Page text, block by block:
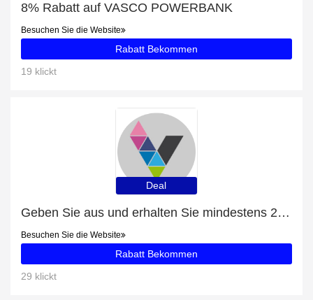
8% Rabatt auf VASCO POWERBANK
Besuchen Sie die Website
Rabatt Bekommen
19 klickt
Deal
Geben Sie aus und erhalten Sie mindestens 21% Rabatt für ETUI FÜR VASCO MINI 2 UND M3
Besuchen Sie die Website
Rabatt Bekommen
29 klickt